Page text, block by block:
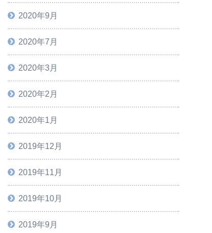
2020年9月
2020年7月
2020年3月
2020年2月
2020年1月
2019年12月
2019年11月
2019年10月
2019年9月